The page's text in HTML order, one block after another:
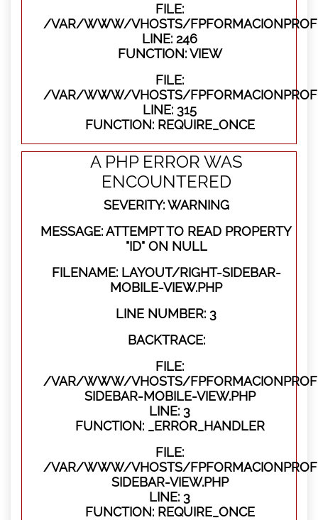
FILE:
/VAR/WWW/VHOSTS/
LINE: 246
FUNCTION: VIEW
FILE:
/VAR/WWW/VHOSTS/
LINE: 315
FUNCTION: REQUIRE_ONCE
A PHP ERROR WAS
ENCOUNTERED
SEVERITY: WARNING
MESSAGE: ATTEMPT TO READ PROPERTY
"ID" ON NULL
FILENAME: LAYOUT/RIGHT-SIDEBAR-
MOBILE-VIEW.PHP
LINE NUMBER: 3
BACKTRACE:
FILE:
/VAR/WWW/VHOSTS/
SIDEBAR-MOBILE-VIEW.PHP
LINE: 3
FUNCTION: _ERROR_HANDLER
FILE:
/VAR/WWW/VHOSTS/
SIDEBAR-VIEW.PHP
LINE: 3
FUNCTION: REQUIRE_ONCE